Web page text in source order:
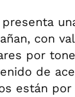
con
por
de
están